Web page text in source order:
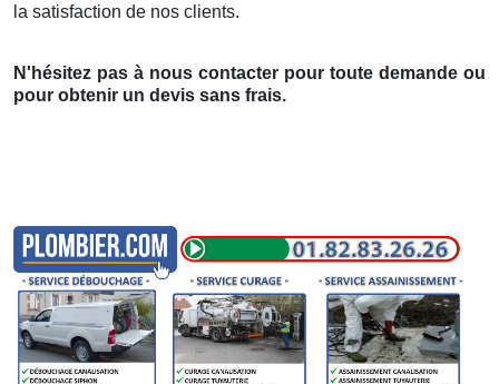
la satisfaction de nos clients.
N'hésitez pas à nous contacter pour toute demande ou
pour obtenir un devis sans frais.